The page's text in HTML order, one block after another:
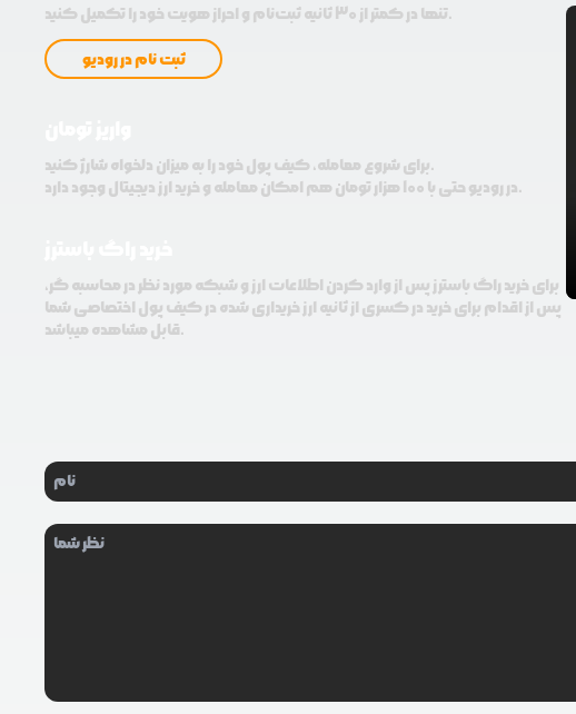
تنها در کمتر از 30 ثانیه ثبت‌نام و احراز هویت خود را تکمیل کنید.
ثبت نام در رودیو
برای شروع معامله، کیف پول خود را به میزان دلخواه شارژ کنید.
در رودیو حتی با 100 هزار تومان هم امکان معامله و خرید ارز دیجیتال وجود دارد.
برای خرید راگ باسترز پس از وارد کردن اطلاعات ارز و شبکه مورد نظر در محاسبه گر،
پس از اقدام برای خرید در کسری از ثانیه ارز خریداری شده در کیف پول اختصاصی شما
قابل مشاهده میباشد.